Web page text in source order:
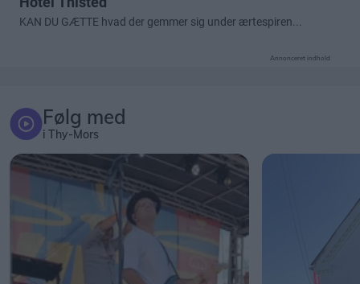
Annonceret indhold
Følg med
i Thy-Mors